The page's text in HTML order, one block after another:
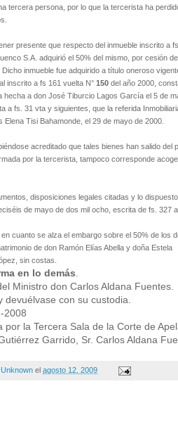
tercera persona, por lo que la tercerista ha
presente que respecto del inmueble inscrito a
S.A. adquirió el 50% del mismo, por cesión
inmueble fue adquirido a título oneroso
inscrito a fs 161 vuelta N° 150 del año 2000,
hecha a don José Tiburcio Lagos García el 5 de
a fs. 31 vta y siguientes, que la referida
Elena Tisi Bahamonde, el 29 de mayo de 2000.
acreditado que tales bienes han salido
por la tercerista, tampoco corresponde
disposiciones legales citadas y lo
de mayo de dos mil ocho, escrita de fs.
cuanto se alza el embargo sobre el 50% de los
de don Ramón Elías Abella y doña Estela
sin costas.
en lo demás.
Ministro don Carlos Aldana Fuentes.
devuélvase con su custodia.
2008
por la Tercera Sala de la Corte de
Garrido, Sr. Carlos Aldana
Unknown el agosto 12, 2009